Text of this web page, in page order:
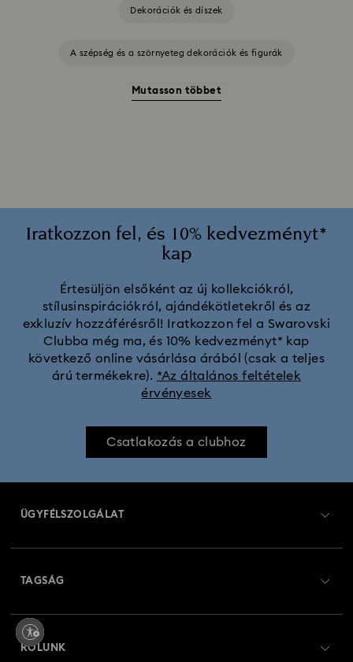
Dekorációk és díszek
A szépség és a szörnyeteg dekorációk és figurák
Aladdin Figurák Disney
Idyllia dekorációk
MARVEL x Swarovski X-Men figurák és díszek
Shrek dekorációk és figurák
Swarovski x Rosenthal porcelán kollekció
Mutasson többet
Iratkozzon fel, és 10% kedvezményt*
kap
Értesüljön elsőként az új kollekciókról,
stílusinspirációkról, ajándékötletekről és az
exkluzív hozzáférésről! Iratkozzon fel a Swarovski
Clubba még ma, és 10% kedvezményt* kap
következő online vásárlása árából (csak a teljes
árú termékekre). *Az általános feltételek
érvényesek
Csatlakozás a clubhoz
ÜGYFÉLSZOLGÁLAT
Ajándékkártya egyenleg
TAGSÁG
Regisztráció
RÓLUNK